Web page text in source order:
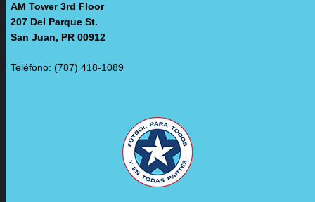
AM Tower 3rd Floor
207 Del Parque St.
San Juan, PR 00912
Teléfono: (787) 418-1089